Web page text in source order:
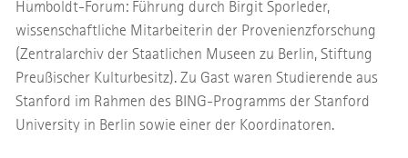
Humboldt-Forum: Führung durch Birgit Sporleder,
wissenschaftliche Mitarbeiterin der Provenienzforschung
(Zentralarchiv der Staatlichen Museen zu Berlin, Stiftung
Preußischer Kulturbesitz). Zu Gast waren Studierende aus
Stanford im Rahmen des BING-Programms der Stanford
University in Berlin sowie einer der Koordinatoren.